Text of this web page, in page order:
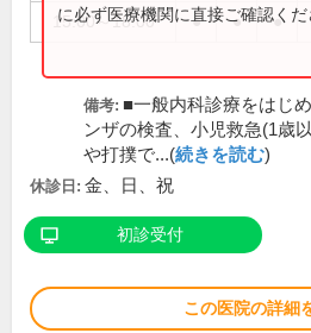
15:00～18:00 ● ● ●
に必ず医療機関に直接ご確認くだ
備考: ■一般内科診療をはじ
ンザの検査、小児救急(1歳
や打撲で...(続きを読む)
休診日: 金、日、祝
初診受付
この医院の詳細